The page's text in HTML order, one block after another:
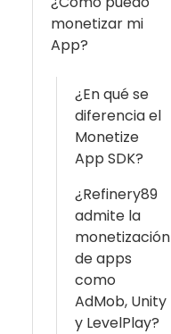
monetizar mi
App?
¿En qué se
diferencia el
Monetize
App SDK?
¿Refinery89
admite la
monetización
de apps
como
AdMob, Unity
y LevelPlay?